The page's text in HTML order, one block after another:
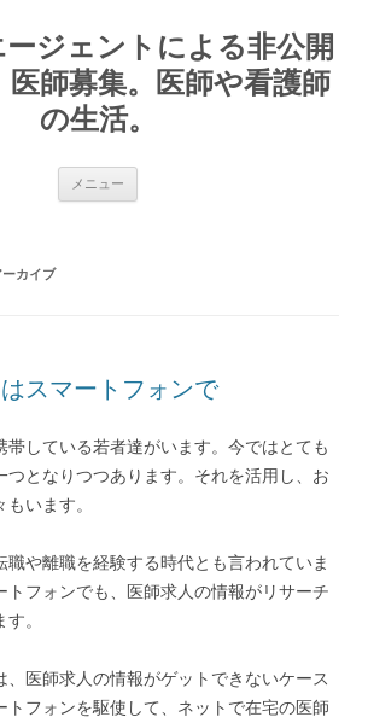
ージェントによる非公開
医師募集。医師や看護師
の生活。
メニュー
ーカイブ
スマートフォンで
帯している若者達がいます。今ではとても
つとなりつつあります。それを活用し、お
います。
職や離職を経験する時代とも言われていま
トフォンでも、医師求人の情報がリサーチ
。
、医師求人の情報がゲットできないケース
トフォンを駆使して、ネットで在宅の医師